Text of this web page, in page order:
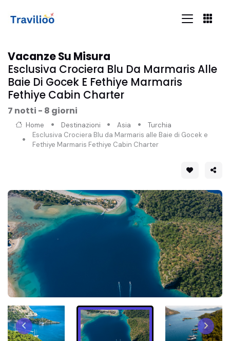
Vacanze Su Misura
Esclusiva Crociera Blu Da Marmaris Alle
Baie Di Gocek E Fethiye Marmaris
Fethiye Cabin Charter
7 notti - 8 giorni
Home Destinazioni Asia
Turchia
Esclusiva Crociera Blu da Marmaris alle Baie di Gocek e
Fethiye Marmaris Fethiye Cabin Charter